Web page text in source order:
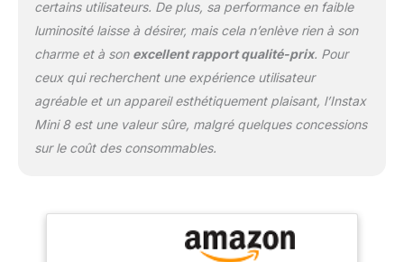
certains utilisateurs. De plus, sa performance en faible
luminosité laisse à désirer, mais cela n’enlève rien à son
charme et à son excellent rapport qualité-prix. Pour
ceux qui recherchent une expérience utilisateur
agréable et un appareil esthétiquement plaisant, l’Instax
Mini 8 est une valeur sûre, malgré quelques concessions
sur le coût des consommables.